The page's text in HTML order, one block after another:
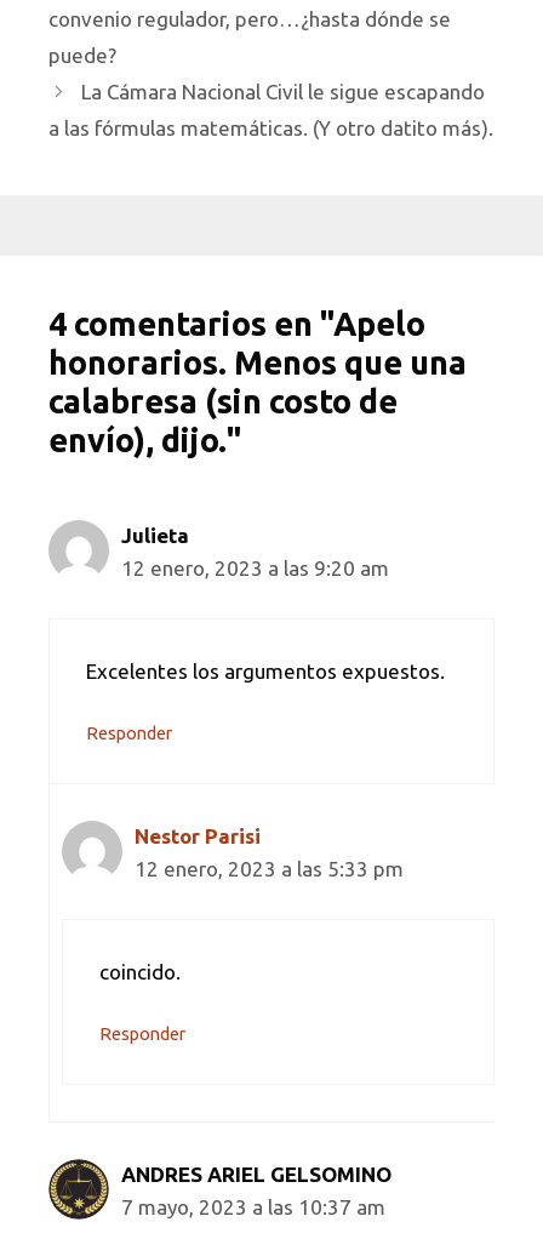
convenio regulador, pero…¿hasta dónde se
puede?
La Cámara Nacional Civil le sigue escapando
a las fórmulas matemáticas. (Y otro datito más).
4 comentarios en "Apelo
honorarios. Menos que una
calabresa (sin costo de
envío), dijo."
Julieta
12 enero, 2023 a las 9:20 am
Excelentes los argumentos expuestos.
Responder
Nestor Parisi
12 enero, 2023 a las 5:33 pm
coincido.
Responder
ANDRES ARIEL GELSOMINO
7 mayo, 2023 a las 10:37 am